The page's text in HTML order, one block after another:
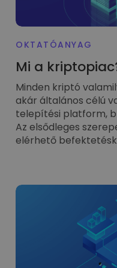
OKTATÓANYAG
Mi a
Minden kriptó
akár általános célú
telepítési platform,
Az elsődleges
elérhető